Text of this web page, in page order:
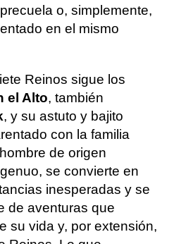
o, simplemente,
en el mismo
Reinos sigue los
el Alto, también
, y su astuto y bajito
con la familia
de origen
se convierte en
inesperadas y se
de aventuras que
su vida y, por extensión,